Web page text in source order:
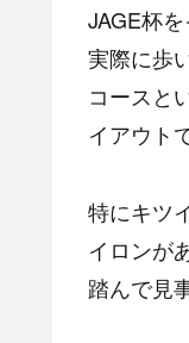
JAGE杯
実際に歩
コースと
イアウト
特にキツ
イロンが
踏んで見